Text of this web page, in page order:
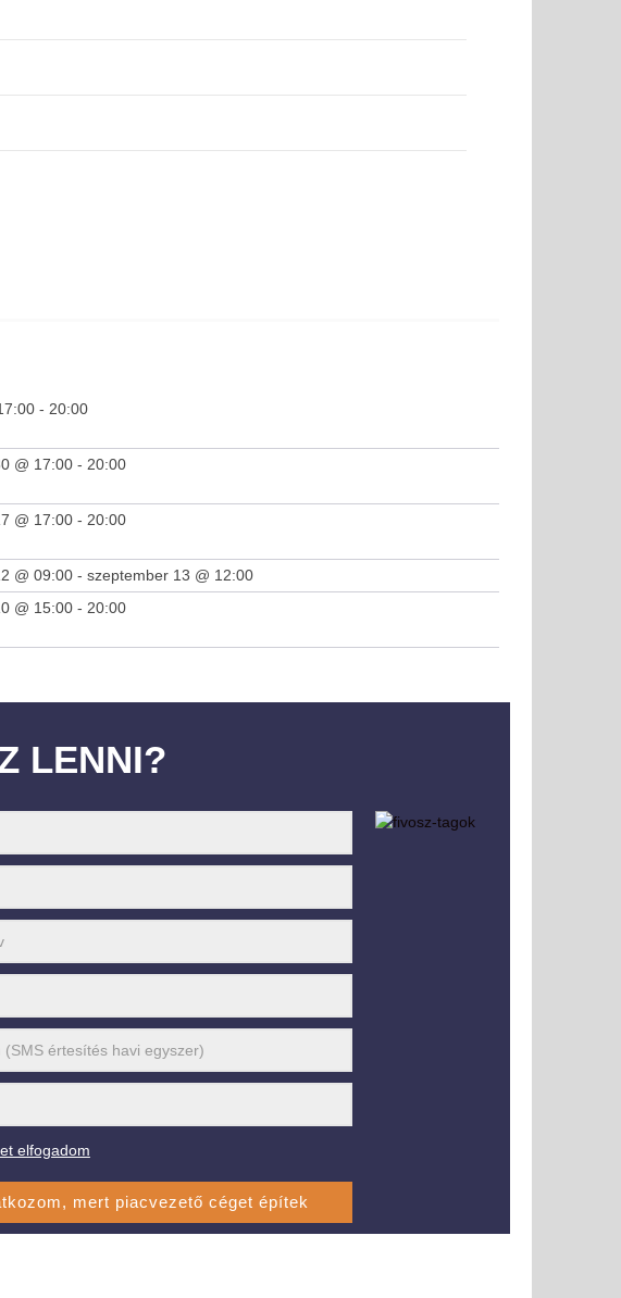
legjobb networking eseménye✨
Ingatlan Bizottsága
Kereskedelmi Bizottság
2019-
10-08
legújabb üzleti trendekkel Nyíregyháza
10-08
- 20:00
@ 17:00- 20:00
@ 17:00- 20:00
@ 09:00- szeptember 13 @ 12:00
@ 15:00- 20:00
LENNI?
elfogadom